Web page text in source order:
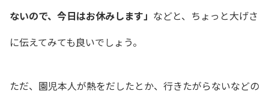
ないので、今日はお休みします」 などと、ちょっと大げさ
に伝えてみても良いでしょう。
ただ、園児本人が熱をだしたとか、行きたがらないなどの